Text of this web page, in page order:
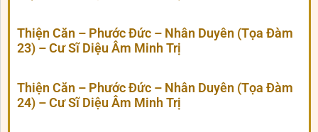
Thiện Căn – Phước Đức – Nhân Duyên (Tọa Đàm
23) – Cư Sĩ Diệu Âm Minh Trị
Thiện Căn – Phước Đức – Nhân Duyên (Tọa Đàm
24) – Cư Sĩ Diệu Âm Minh Trị